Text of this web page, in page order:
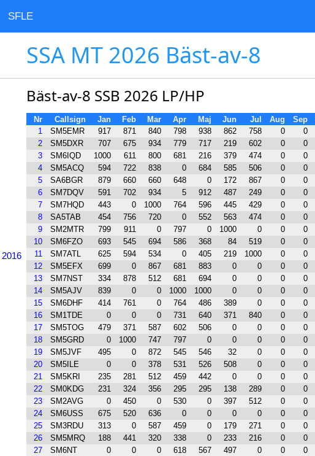
SFLE
2016
SSA MT 2026 Bäst-av-8
Bäst-av-8 SSB 2026 LP/HP
Nr Callsign Jan Feb Mar Apr Maj Jun Jul Aug Sep
1
SM5EMR 917 871 840 798 938 862 758 0 0
2
SM5DXR 707 675 934 779 717 219 602 0 0
3
SM6IQD 1000 611 800 681 216 379 474 0 0
4
SM5ACQ 594 722 838 0 684 585 506 0 0
5
SA6BGR 879 660 660 648 0 172 867 0 0
6
SM7DQV 591 702 934 5 912 487 249 0 0
7
SM7HQD 443 0 1000 764 596 445 429 0 0
8
SA5TAB 454 756 720 0 552 563 474 0 0
9
SM2MTR 799 911 0 797 0 1000 0 0 0
10
SM6FZO 693 545 694 586 368 84 519 0 0
11
SM7ATL 625 594 534 0 405 219 1000 0 0
12
SM5EFX 699 0 867 681 883 0 0 0 0
13
SM7NST 334 878 512 681 694 0 0 0 0
14
SM5AJV 839 0 0 1000 1000 0 0 0 0
15
SM6DHF 414 761 0 764 486 389 0 0 0
16
SM1TDE 0 0 0 731 640 371 840 0 0
17
SM5TOG 479 371 587 602 506 0 0 0 0
18
SM5GRD 0 1000 747 797 0 0 0 0 0
19
SM5JVF 495 0 872 545 546 32 0 0 0
20
SM5ILE 0 0 378 531 526 508 0 0 0
21
SM5KRI 235 281 512 459 442 0 0 0 0
22
SM0KDG 231 324 356 295 295 138 289 0 0
23
SM2AVG 0 450 0 530 0 397 512 0 0
24
SM6USS 675 520 636 0 0 0 0 0 0
25
SM3RDU 313 0 587 459 0 179 271 0 0
26
SM5MRQ 188 441 320 338 0 233 216 0 0
27
SM6NT 0 0 0 618 567 497 0 0 0